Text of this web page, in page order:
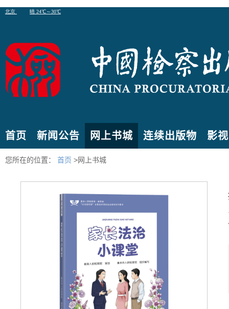
首页 新闻公告 网上书城 连续出版物 影
您所在的位置： 首页 >网上书城